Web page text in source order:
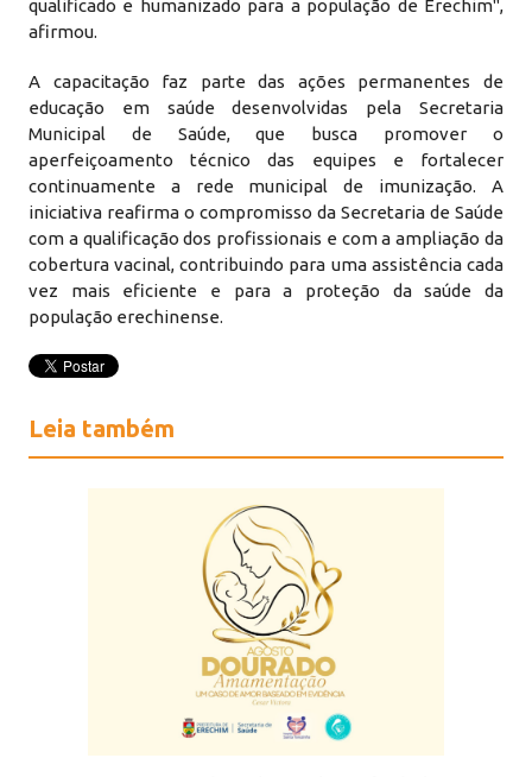
qualificado e humanizado para a população de Erechim",
afirmou.
A capacitação faz parte das ações permanentes de
educação em saúde desenvolvidas pela Secretaria
Municipal de Saúde, que busca promover o
aperfeiçoamento técnico das equipes e fortalecer
continuamente a rede municipal de imunização. A
iniciativa reafirma o compromisso da Secretaria de Saúde
com a qualificação dos profissionais e com a ampliação da
cobertura vacinal, contribuindo para uma assistência cada
vez mais eficiente e para a proteção da saúde da
população erechinense.
Leia também